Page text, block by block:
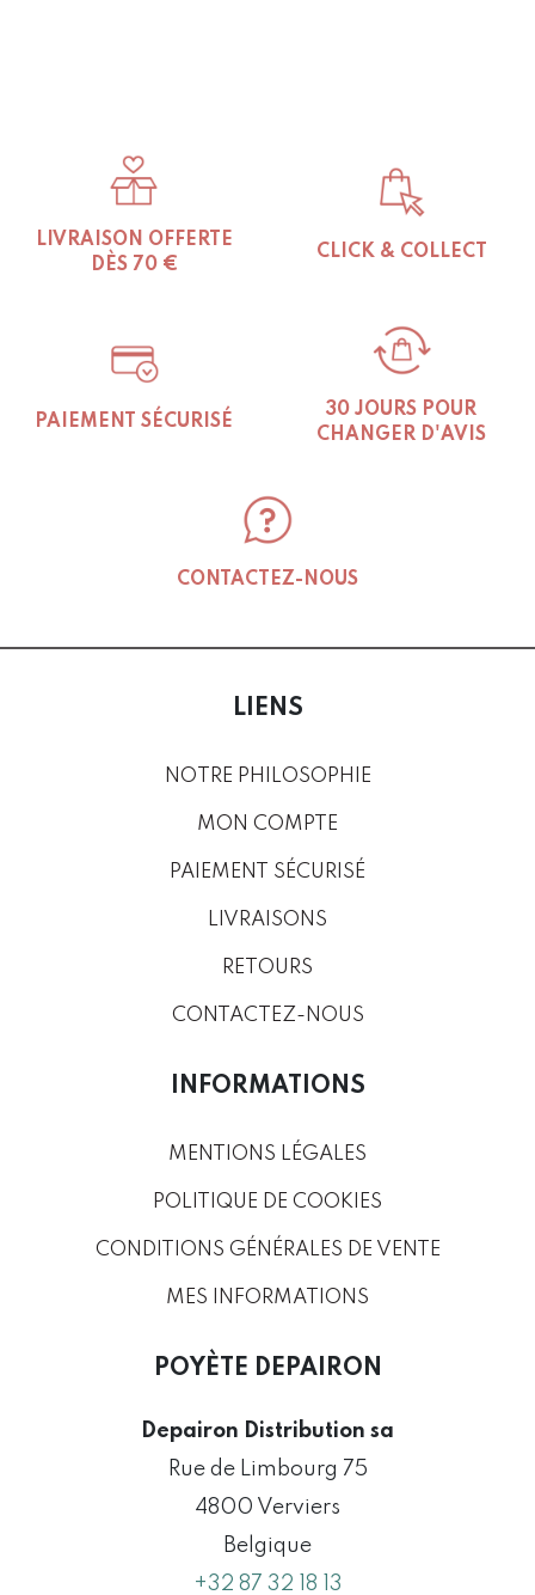
LIVRAISON OFFERTE
DÈS 70 €
CLICK & COLLECT
PAIEMENT SÉCURISÉ
30 JOURS POUR
CHANGER D'AVIS
CONTACTEZ-NOUS
LIENS
NOTRE PHILOSOPHIE
MON COMPTE
PAIEMENT SÉCURISÉ
LIVRAISONS
RETOURS
CONTACTEZ-NOUS
INFORMATIONS
MENTIONS LÉGALES
POLITIQUE DE COOKIES
CONDITIONS GÉNÉRALES DE VENTE
MES INFORMATIONS
POYÈTE DEPAIRON
Depairon Distribution sa
Rue de Limbourg 75
4800 Verviers
Belgique
+32 87 32 18 13